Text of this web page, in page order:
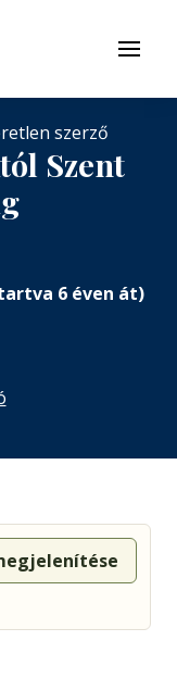
Menü
szerző
Szent
6 éven át)